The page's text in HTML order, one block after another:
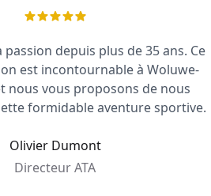
passion depuis plus de 35 ans. Ce
est incontournable à Woluwe-
nous vous proposons de nous
formidable aventure sportive.
Olivier Dumont
Directeur ATA